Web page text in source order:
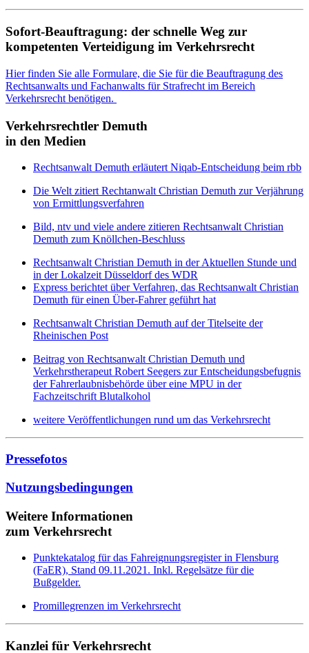
Sofort-Beauftragung: der schnelle Weg zur
kompetenten Verteidigung im Verkehrsrecht
Hier finden Sie alle Formulare, die Sie für die Beauftragung des
Rechtsanwalts und Fachanwalts für Strafrecht im Bereich
Verkehrsrecht benötigen.
Verkehrsrechtler Demuth
in den Medien
Rechtsanwalt Demuth erläutert Niqab-Entscheidung beim rbb
Die Welt zitiert Rechtanwalt Christian Demuth zur Verjährung
von Ermittlungsverfahren
Bild, ntv und viele andere zitieren Rechtsanwalt Christian
Demuth zum Knöllchen-Beschluss
Rechtsanwalt Christian Demuth in der Aktuellen Stunde und
in der Lokalzeit Düsseldorf des WDR
Express berichtet über Verfahren, das Rechtsanwalt Christian
Demuth für einen Über-Fahrer geführt hat
Rechtsanwalt Christian Demuth auf der Titelseite der
Rheinischen Post
Beitrag von Rechtsanwalt Christian Demuth und
Verkehrstherapeut Robert Seegers zur Entscheidungsbefugnis
der Fahrerlaubnisbehörde über eine MPU in der
Fachzeitschrift Blutalkohol
weitere Veröffentlichungen rund um das Verkehrsrecht
Pressefotos
Nutzungsbedingungen
Weitere Informationen
zum Verkehrsrecht
Punktekatalog für das Fahreignungsregister in Flensburg
(FaER), Stand 09.11.2021. Inkl. Regelsätze für die
Bußgelder.
Promillegrenzen im Verkehrsrecht
Kanzlei für Verkehrsrecht